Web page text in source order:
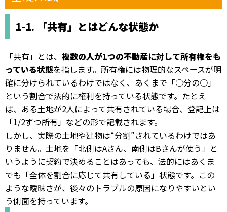
1-1. 「共有」とはどんな状態か
「共有」とは、 複数の人が1つの不動産に対して所有権をも
っている状態を指します。所有権には物理的なスペースが明
確に分けられているわけではなく、あくまで「○分の○」
という割合で法的に権利を持っている状態です。たとえ
ば、ある土地が2人によって共有されている場合、登記上は
「1/2ずつ所有」などの形で記載されます。
しかし、実際の土地や建物は“分割”されているわけではあ
りません。土地を「北側はAさん、南側はBさんが使う」と
いうように契約で決めることはあっても、法的にはあくま
でも「全体を割合に応じて共有している」状態です。この
ような曖昧さが、後々のトラブルの原因になりやすいとい
う側面を持っています。